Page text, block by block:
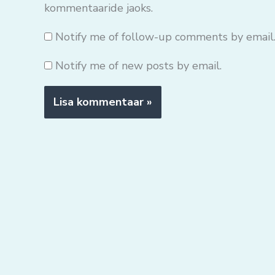
kommentaaride jaoks.
Notify me of follow-up comments by email.
Notify me of new posts by email.